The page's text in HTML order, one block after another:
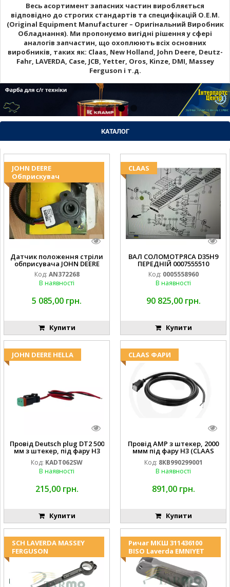
Весь асортимент запасних частин виробляється
відповідно до строгих стандартів та специфікацій O.E.M.
(Original Equipment Manufacturer – Оригінальний Виробник
Обладнання). Ми пропонуємо вигідні рішення у сфері
аналогів запчастин, що охоплюють всіх основних
виробників, таких як: Claas, New Holland, John Deere, Deutz-
Fahr, LAVERDA, Case, JCB, Yetter, Oros, Kinze, DMI, Massey
Ferguson і т.д.
КАТАЛОГ
JOHN DEERE
Обприскувач
Датчик положення стріли
обприсувача JOHN DEERE
Код: AN372268
В наявності
5 085,00 грн.
Купити
CLAAS
ВАЛ СОЛОМОТРЯСА D35H9
ПЕРЕДНІЙ 0007555510
Код: 0005558960
В наявності
90 825,00 грн.
Купити
JOHN DEERE HELLA
Провід Deutsch plug DT2 500
мм з штекер, під фару H3
(JOHN DEERE AL116438
994.184.00) ) Kramp Hella
Код: KADT062SW
В наявності
215,00 грн.
Купити
CLAAS ФАРИ
Провід AMP з штекер, 2000
ммм під фару H3 (CLAAS
013733) Hella
Код: 8KB990299001
В наявності
891,00 грн.
Купити
SCH LAVERDA MASSEY
FERGUSON
Ричаг МКШ 311436100
BISO Laverda EMNIYET